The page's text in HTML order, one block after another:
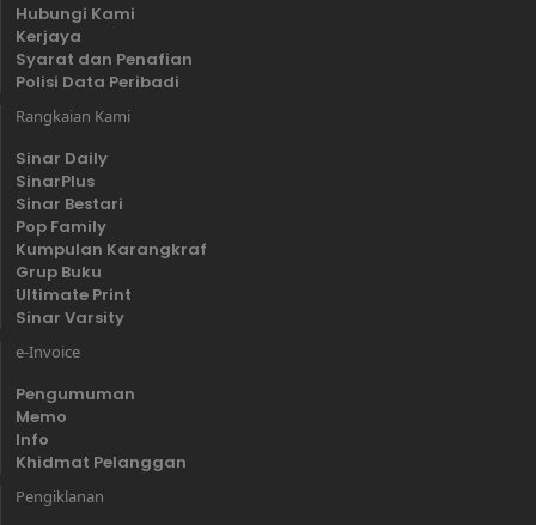
Hubungi Kami
Kerjaya
Syarat dan Penafian
Polisi Data Peribadi
Rangkaian Kami
Sinar Daily
SinarPlus
Sinar Bestari
Pop Family
Kumpulan Karangkraf
Grup Buku
Ultimate Print
Sinar Varsity
e-Invoice
Pengumuman
Memo
Info
Khidmat Pelanggan
Pengiklanan